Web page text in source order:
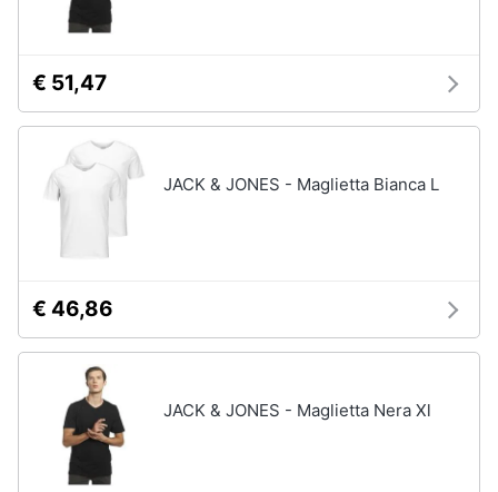
€ 51,47
JACK & JONES - Maglietta Bianca L
€ 46,86
JACK & JONES - Maglietta Nera Xl